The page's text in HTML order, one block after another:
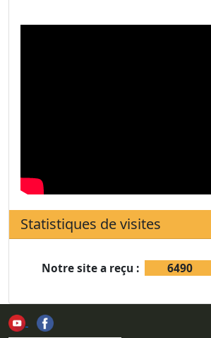
Statistiques de visites
Notre site a reçu : 6490